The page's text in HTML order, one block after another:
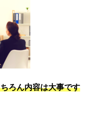
ろん内容は大事です